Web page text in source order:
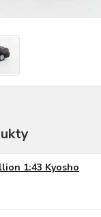
1:43 Kyosho